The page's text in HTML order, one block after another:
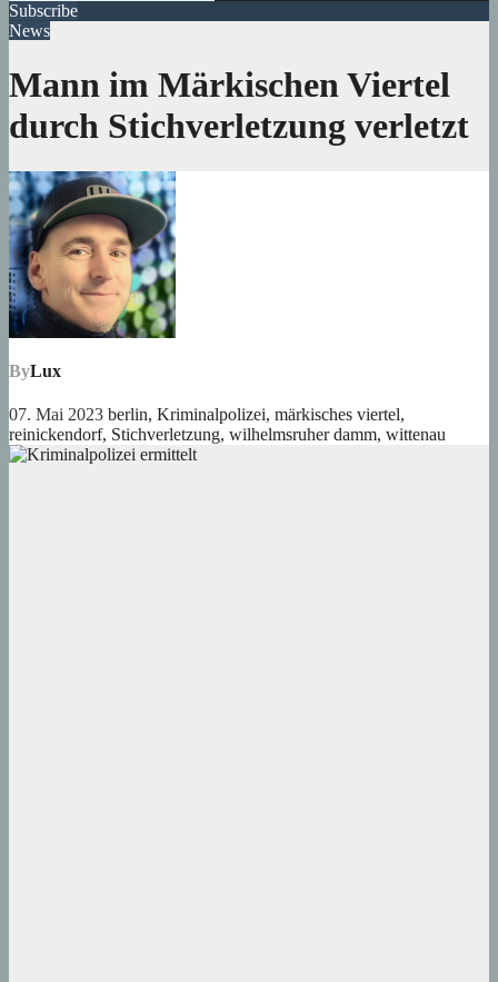
Subscribe
News
Mann im Märkischen Viertel
durch Stichverletzung verletzt
ByLux
07. Mai 2023 berlin, Kriminalpolizei, märkisches viertel,
reinickendorf, Stichverletzung, wilhelmsruher damm, wittenau